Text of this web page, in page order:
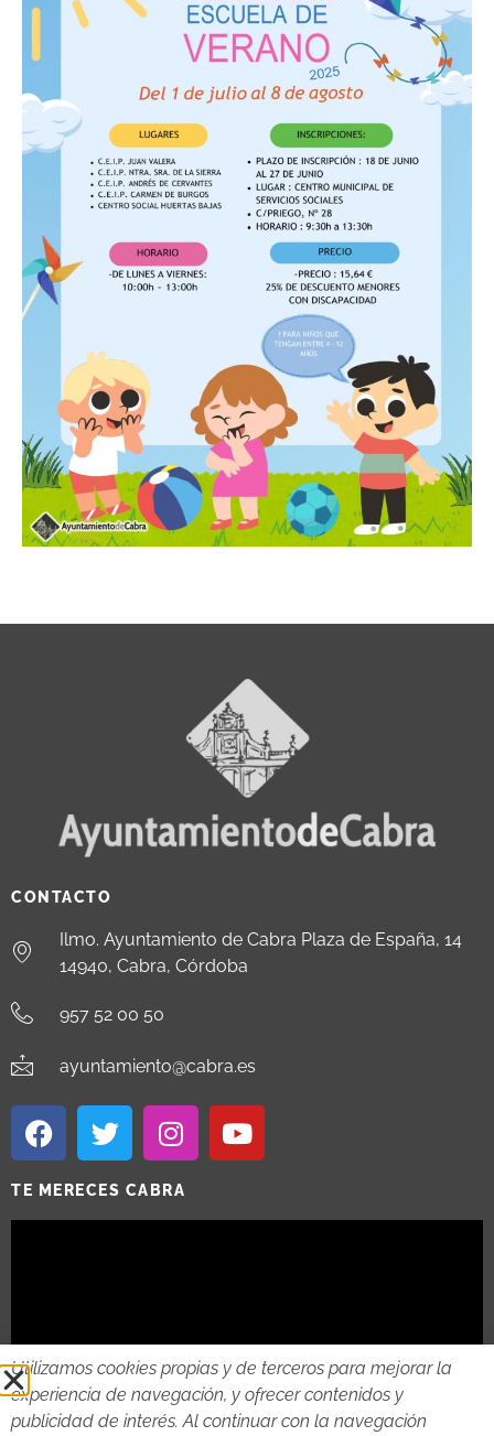
CONTACTO
Ilmo. Ayuntamiento de Cabra Plaza de España, 14
14940, Cabra, Córdoba
957 52 00 50
ayuntamiento@cabra.es
TE MERECES CABRA
Utilizamos cookies propias y de terceros para mejorar la
experiencia de navegación, y ofrecer contenidos y
publicidad de interés. Al continuar con la navegación